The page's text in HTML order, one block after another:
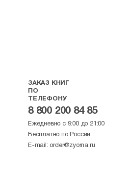
ЗАКАЗ КНИГ
ПО
ТЕЛЕФОНУ
8 800 200 84 85
Ежедневно с 9:00 до 21:00
Бесплатно по России.
E-mail: order@zyorna.ru